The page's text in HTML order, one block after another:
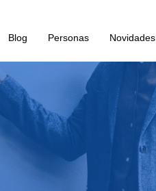
Blog Personas Novidades